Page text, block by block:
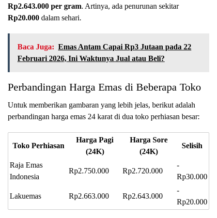
Rp2.643.000 per gram. Artinya, ada penurunan sekitar
Rp20.000 dalam sehari.
Baca Juga: Emas Antam Capai Rp3 Jutaan pada 22
Februari 2026, Ini Waktunya Jual atau Beli?
Perbandingan Harga Emas di Beberapa Toko
Untuk memberikan gambaran yang lebih jelas, berikut adalah
perbandingan harga emas 24 karat di dua toko perhiasan besar:
Toko Perhiasan
Harga Pagi
(24K)
Harga Sore
(24K)
Selisih
Raja Emas
Indonesia
Rp2.750.000 Rp2.720.000
-
Rp30.000
Lakuemas Rp2.663.000 Rp2.643.000
-
Rp20.000